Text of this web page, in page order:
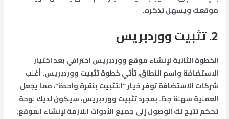
موقعك ويسهل تذكره.
2. تثبيت ووردبريس
الخطوة الثانية لإنشاء موقع ووردبريس احترافي بعد اختيار
الاستضافة واسم النطاق، تأتي خطوة تثبيت ووردبريس. أغلب
شركات الاستضافة توفر خيار “التثبيت بنقرة واحدة”، مما يجعل
العملية سهلة جدًا. بمجرد تثبيت ووردبريس، سيكون لديك لوحة
تحكم تتيح لك الوصول إلى جميع الأدوات اللازمة لإنشاء الموقع.